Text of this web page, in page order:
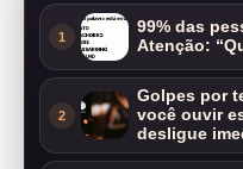
1
99% das
Atenção:
2
Golpes por
você ouvir
desligue